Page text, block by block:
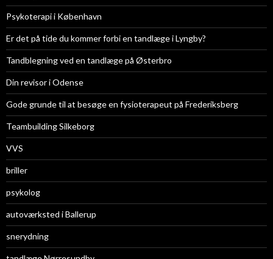
Psykoterapi i København
Er det på tide du kommer forbi en tandlæge i Lyngby?
Tandblegning ved en tandlæge på Østerbro
Din revisor i Odense
Gode grunde til at besøge en fysioterapeut på Frederiksberg
Teambuilding Silkeborg
VVS
briller
psykolog
autoværksted i Ballerup
snerydning